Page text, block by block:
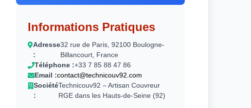
Informations Pratiques
Adresse
:
32 rue de Paris, 92100 Boulogne-
Billancourt, France
Téléphone :+33 7 85 88 47 86
Email :contact@technicouv92.com
Société
:
Technicouv92 – Artisan Couvreur
RGE dans les Hauts-de-Seine (92)